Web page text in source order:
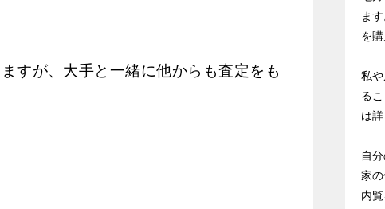
すが、大手と一緒に他からも査定をも
ま
を
私
る
は詳
自
家
内